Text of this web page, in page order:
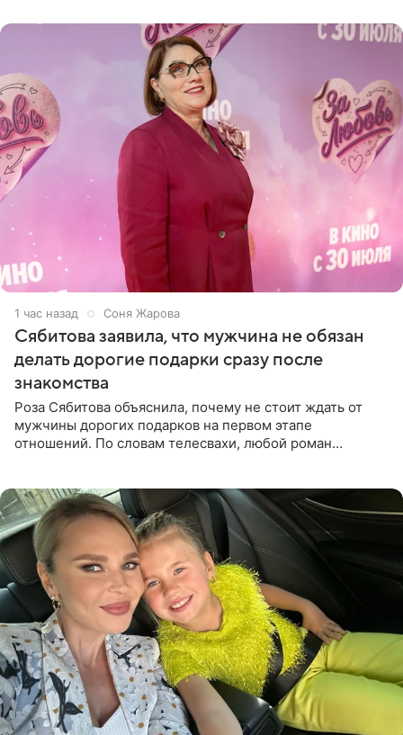
1 час назад Соня Жарова
Сябитова заявила, что мужчина не обязан
делать дорогие подарки сразу после
знакомства
Роза Сябитова объяснила, почему не стоит ждать от
мужчины дорогих подарков на первом этапе
отношений. По словам телесвахи, любой роман